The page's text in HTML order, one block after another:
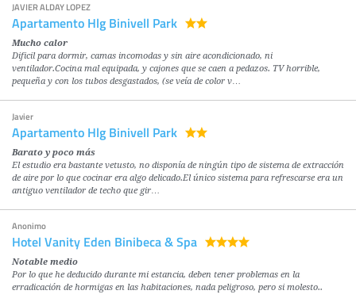
JAVIER ALDAY LOPEZ
Apartamento Hlg Binivell Park
Mucho calor
Dificil para dormir, camas incomodas y sin aire acondicionado, ni
ventilador.Cocina mal equipada, y cajones que se caen a pedazos. TV horrible,
pequeña y con los tubos desgastados, (se veía de color v…
Javier
Apartamento Hlg Binivell Park
Barato y poco más
El estudio era bastante vetusto, no disponía de ningún tipo de sistema de extracción
de aire por lo que cocinar era algo delicado.El único sistema para refrescarse era un
antiguo ventilador de techo que gir…
Anonimo
Hotel Vanity Eden Binibeca & Spa
Notable medio
Por lo que he deducido durante mi estancia, deben tener problemas en la
erradicación de hormigas en las habitaciones, nada peligroso, pero si molesto..